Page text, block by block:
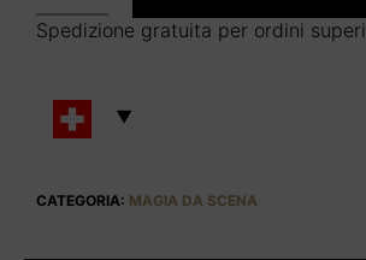
Spedizione gratuita per ordini
CATEGORIA: MAGIA DA SCENA